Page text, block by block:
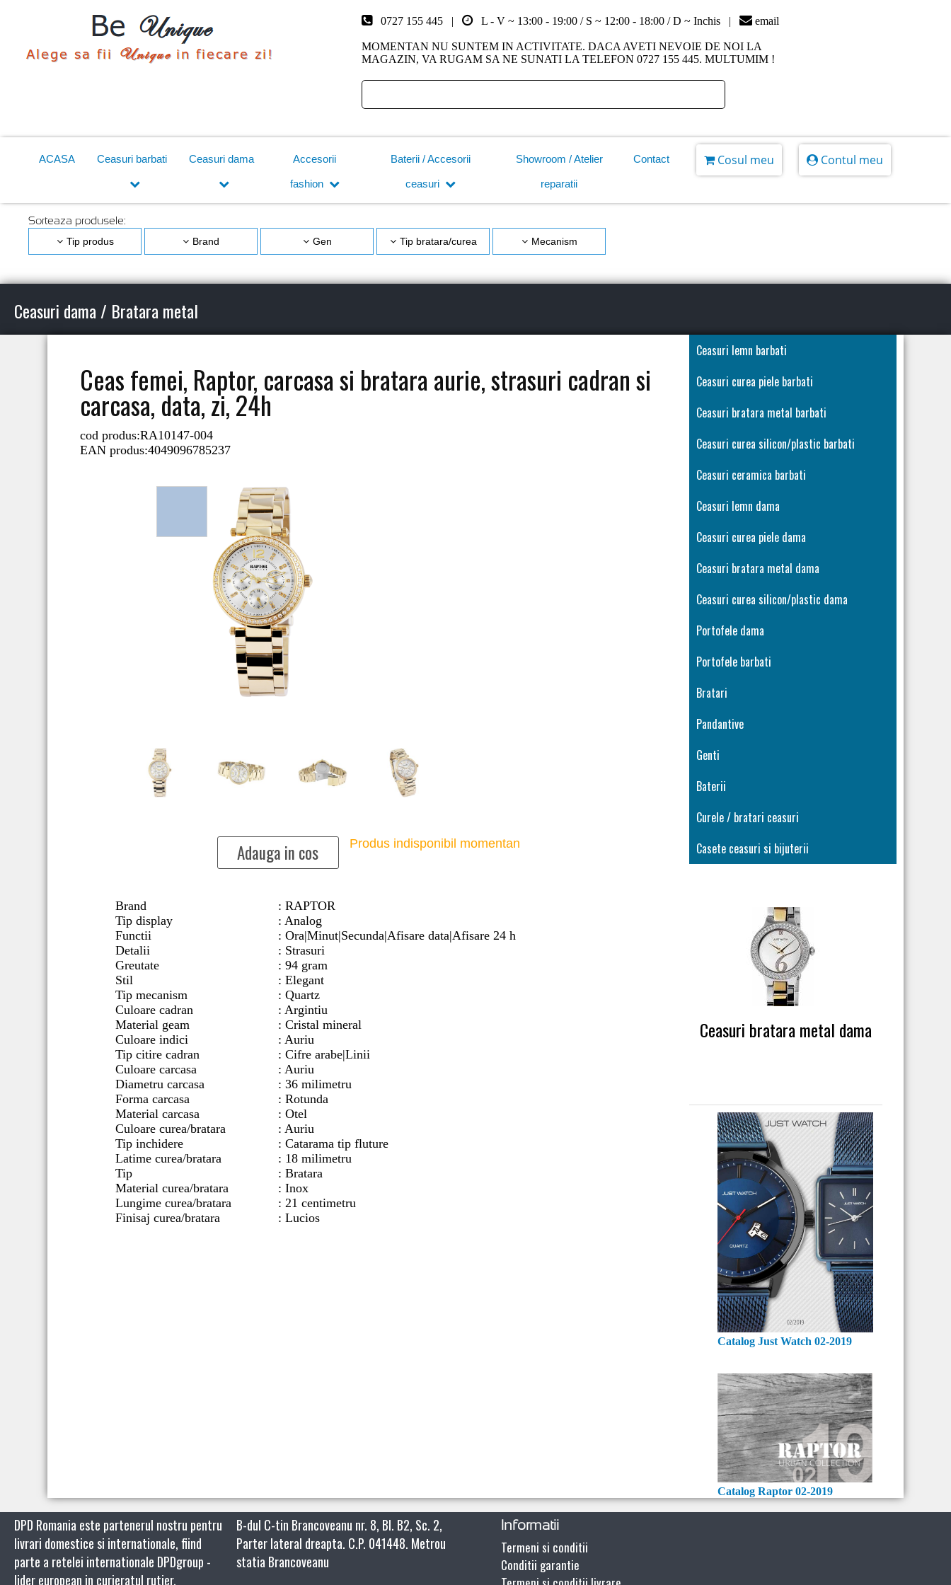
0727 155 445 | L - V ~ 13:00 - 19:00 / S ~ 12:00 - 18:00 / D ~ Inchis | email
MOMENTAN NU SUNTEM IN ACTIVITATE. DACA AVETI NEVOIE DE NOI LA
MAGAZIN, VA RUGAM SA NE SUNATI LA TELEFON 0727 155 445. MULTUMIM !
ACASA Ceasuri barbati Ceasuri dama Accesorii
fashion
Baterii / Accesorii
ceasuri
Showroom / Atelier
reparatii
Contact Cosul meu Contul meu
Sorteaza produsele:
Tip produs Brand Gen Tip bratara/curea Mecanism
Ceasuri dama / Bratara metal
Ceas femei, Raptor, carcasa si bratara aurie, strasuri cadran si
carcasa, data, zi, 24h
cod produs:RA10147-004
EAN produs:4049096785237
Adauga in cos Produs indisponibil momentan
Brand
: RAPTOR
Tip display
: Analog
Functii
: Ora|Minut|Secunda|Afisare data|Afisare 24 h
Detalii
: Strasuri
Greutate
: 94 gram
Stil
: Elegant
Tip mecanism
: Quartz
Culoare cadran
: Argintiu
Material geam
: Cristal mineral
Culoare indici
: Auriu
Tip citire cadran
: Cifre arabe|Linii
Culoare carcasa
: Auriu
Diametru carcasa
: 36 milimetru
Forma carcasa
: Rotunda
Material carcasa
: Otel
Culoare curea/bratara
: Auriu
Tip inchidere
: Catarama tip fluture
Latime curea/bratara
: 18 milimetru
Tip
: Bratara
Material curea/bratara
: Inox
Lungime curea/bratara
: 21 centimetru
Finisaj curea/bratara
: Lucios
Ceasuri lemn barbati
Ceasuri curea piele barbati
Ceasuri bratara metal barbati
Ceasuri curea silicon/plastic barbati
Ceasuri ceramica barbati
Ceasuri lemn dama
Ceasuri curea piele dama
Ceasuri bratara metal dama
Ceasuri curea silicon/plastic dama
Portofele dama
Portofele barbati
Bratari
Pandantive
Genti
Baterii
Curele / bratari ceasuri
Casete ceasuri si bijuterii
Ceasuri bratara metal dama
Catalog Just Watch 02-2019
Catalog Raptor 02-2019
DPD Romania este partenerul nostru pentru
livrari domestice si internationale, fiind
parte a retelei internationale DPDgroup -
lider european in curieratul rutier.
B-dul C-tin Brancoveanu nr. 8, Bl. B2, Sc. 2,
Parter lateral dreapta. C.P. 041448. Metrou
statia Brancoveanu
Informatii
Termeni si conditii
Conditii garantie